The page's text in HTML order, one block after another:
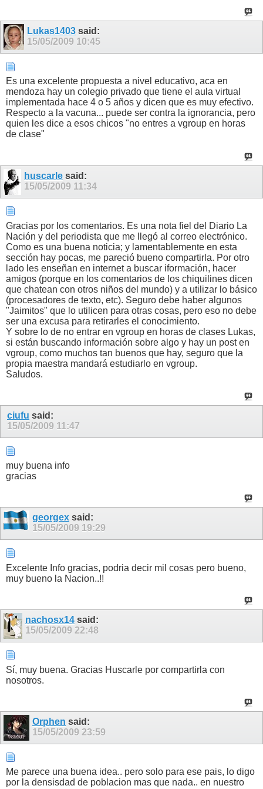
Lukas1403 said:
15/05/2009 10:45
Es una excelente propuesta a nivel educativo, aca en
mendoza hay un colegio privado que tiene el aula virtual
implementada hace 4 o 5 años y dicen que es muy efectivo.
Respecto a la vacuna... puede ser contra la ignorancia, pero
quien les dice a esos chicos "no entres a vgroup en horas
de clase"
huscarle said:
15/05/2009 11:34
Gracias por los comentarios. Es una nota fiel del Diario La
Nación y del periodista que me llegó al correo electrónico.
Como es una buena noticia; y lamentablemente en esta
sección hay pocas, me pareció bueno compartirla. Por otro
lado les enseñan en internet a buscar iformación, hacer
amigos (porque en los comentarios de los chiquilines dicen
que chatean con otros niños del mundo) y a utilizar lo básico
(procesadores de texto, etc). Seguro debe haber algunos
"Jaimitos" que lo utilicen para otras cosas, pero eso no debe
ser una excusa para retirarles el conocimiento.
Y sobre lo de no entrar en vgroup en horas de clases Lukas,
si están buscando información sobre algo y hay un post en
vgroup, como muchos tan buenos que hay, seguro que la
propia maestra mandará estudiarlo en vgroup.
Saludos.
ciufu said:
15/05/2009 11:47
muy buena info
gracias
georgex said:
15/05/2009 19:29
Excelente Info gracias, podria decir mil cosas pero bueno,
muy bueno la Nacion..!!
nachosx14said:
15/05/2009 22:48
Sí, muy buena. Gracias Huscarle por compartirla con
nosotros.
Orphen said:
15/05/2009 23:59
Me parece una buena idea.. pero solo para ese pais, lo digo
por la densisdad de poblacion mas que nada.. en nuestro